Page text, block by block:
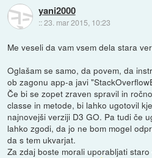
yani2000
::23. mar 2015, 10:23
Me veseli da vam vsem dela stara
Oglašam se samo, da povem, da
ob zagonu app-a javi
Če bi se zopet zraven spravil in
classe in metode, bi lahko ugotovil
najnovejši verziji D3 GO. Pa tudi če
lahko zgodi, da jo ne bom mogel
da s tem ukvarjat.
Za zdaj boste morali uporabljati